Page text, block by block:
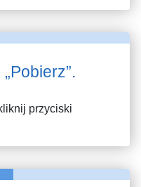
przyciski